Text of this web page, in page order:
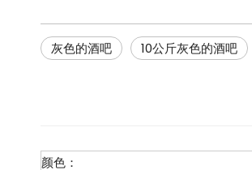
灰色的酒吧 10公斤灰色的酒吧
颜色：